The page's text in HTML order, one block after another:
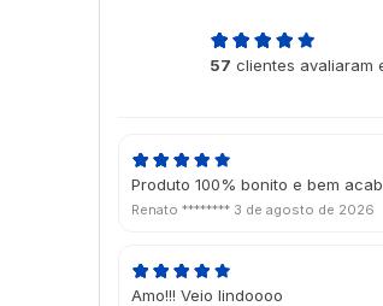
57 clientes avaliaram
Produto 100% bonito e bem
Renato ******** 3 de agosto de 2026
Amo!!! Veio lindoooo